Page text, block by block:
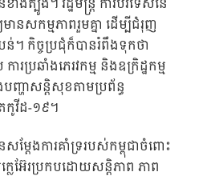
ាងត្បូង។ រដ្ឋមន្ត្រី ការបរទេសនៃ
នសកម្មភាពរួមគ្នា ដើម្បីជំរុញ
។ កិច្ចប្រជុំក៏បានរំពឹងទុកថា
រប្រឆាំងភេរវកម្ម និងឧក្រិដ្ឋកម្ម
ហាសន្តិសុខតាមប្រព័ន្ធ
កូវីដ-១៩។
ម្តែងការគាំទ្ររបស់កម្ពុជាចំពោះ
លេអ៊ែរប្រកបដោយសន្តិភាព ភាព